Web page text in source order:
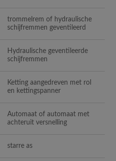
trommelrem of hydraulische
schijfremmen geventileerd
Hydraulische geventileerde
schijfremmen
Ketting aangedreven met rol
en kettingspanner
Automaat of automaat met
achteruit versnelling
starre as